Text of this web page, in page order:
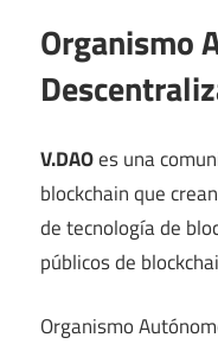
Organismo
V.DAOes una
blockchain que
de tecnología de
públicos de
Organismo